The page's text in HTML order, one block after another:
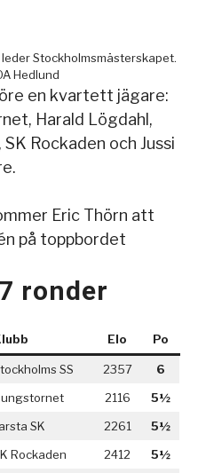
Stockholmsmästerskapet.
Hedlund
en kvartett jägare:
Harald Lögdahl,
Rockaden och Jussi
Eric Thörn att
på toppbordet
ronder
Elo Po
SS 2357
6
2116
5½
SK 2261
5½
Rockaden 2412
5½